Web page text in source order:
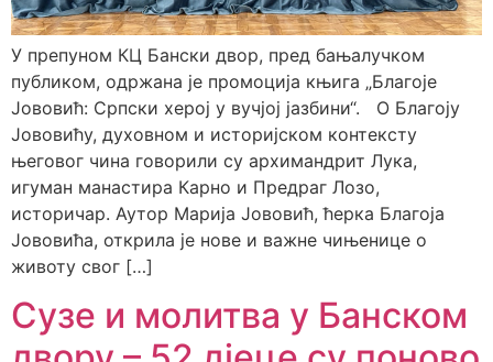
У препуном КЦ Бански двор, пред бањалучком
публиком, одржана је промоција књига „Благоје
Јововић: Српски херој у вучјој јазбини“. О Благоју
Јововићу, духовном и историјском контексту
његовог чина говорили су архимандрит Лука,
игуман манастира Карно и Предраг Лозо,
историчар. Аутор Марија Јововић, ћерка Благоја
Јововића, открила је нове и важне чињенице о
животу свог […]
Сузе и молитва у Банском